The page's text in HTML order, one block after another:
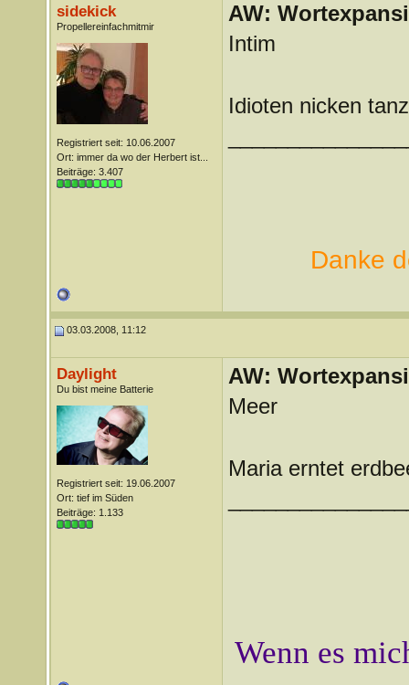
sidekick
Propellereinfachmitmir
Registriert seit: 10.06.2007
Ort: immer da wo der Herbert ist...
Beiträge: 3.407
AW:
Intim
Idioten nicken
Danke
03.03.2008, 11:12
Daylight
Du bist meine Batterie
Registriert seit: 19.06.2007
Ort: tief im Süden
Beiträge: 1.133
AW:
Meer
Maria erntet
Wenn es